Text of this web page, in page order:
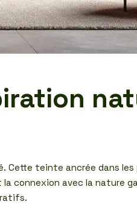
Cette teinte ancrée dans
connexion avec la nature